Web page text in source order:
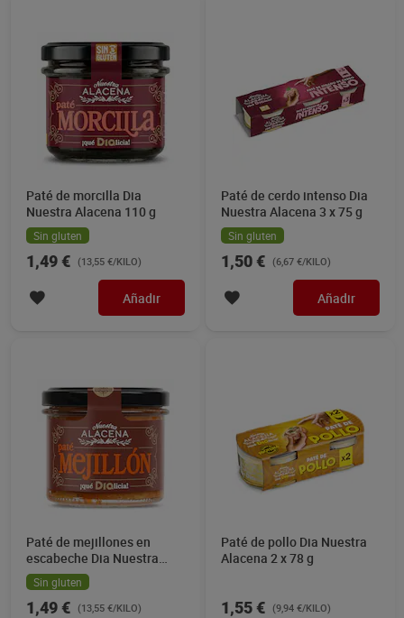
Paté de morcilla Dia
Nuestra Alacena 110 g
Sin gluten
1,49 € (13,55 €/KILO)
Añadir
Paté de cerdo intenso Dia
Nuestra Alacena 3 x 75 g
Sin gluten
1,50 € (6,67 €/KILO)
Añadir
Paté de mejillones en
escabeche Dia Nuestra
Alacena 110 g
Sin gluten
1,49 € (13,55 €/KILO)
Paté de pollo Dia Nuestra
Alacena 2 x 78 g
1,55 € (9,94 €/KILO)